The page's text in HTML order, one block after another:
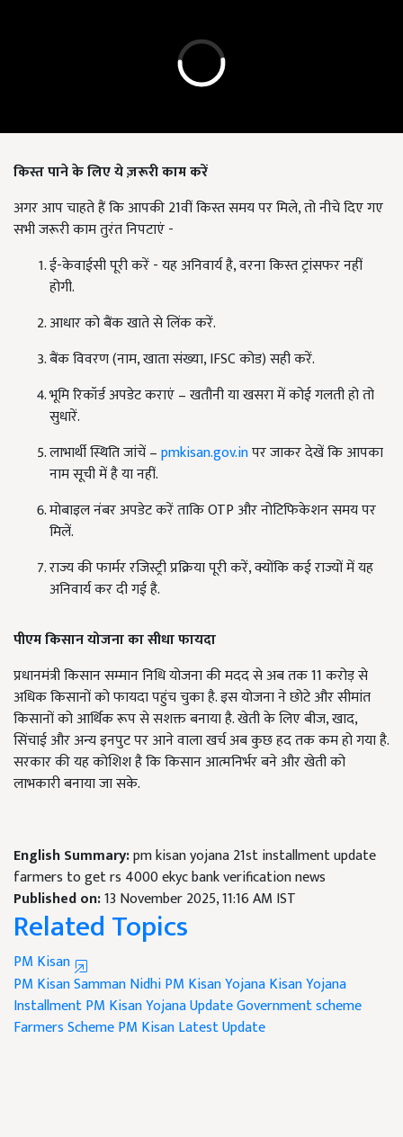
किस्त पाने के लिए ये ज़रूरी काम करें
अगर आप चाहते हैं कि आपकी 21वीं किस्त समय पर मिले, तो नीचे दिए गए
सभी जरूरी काम तुरंत निपटाएं -
ई-केवाईसी पूरी करें - यह अनिवार्य है, वरना किस्त ट्रांसफर नहीं
होगी.
आधार को बैंक खाते से लिंक करें.
बैंक विवरण (नाम, खाता संख्या, IFSC कोड) सही करें.
भूमि रिकॉर्ड अपडेट कराएं – खतौनी या खसरा में कोई गलती हो तो
सुधारें.
लाभार्थी स्थिति जांचें –pmkisan.gov.inपर जाकर देखें कि आपका
नाम सूची में है या नहीं.
मोबाइल नंबर अपडेट करें ताकि OTP और नोटिफिकेशन समय पर
मिलें.
राज्य की फार्मर रजिस्ट्री प्रक्रिया पूरी करें, क्योंकि कई राज्यों में यह
अनिवार्य कर दी गई है.
पीएम किसान योजना का सीधा फायदा
प्रधानमंत्री किसान सम्मान निधि योजना की मदद से अब तक 11 करोड़ से
अधिक किसानों को फायदा पहुंच चुका है. इस योजना ने छोटे और सीमांत
किसानों को आर्थिक रूप से सशक्त बनाया है. खेती के लिए बीज, खाद,
सिंचाई और अन्य इनपुट पर आने वाला खर्च अब कुछ हद तक कम हो गया है.
सरकार की यह कोशिश है कि किसान आत्मनिर्भर बने और खेती को
लाभकारी बनाया जा सके.
English Summary:pm kisan yojana 21st installment update
farmers to get rs 4000 ekyc bank verification news
Published on:13 November 2025, 11:16 AM IST
Related Topics
PM Kisan
PM Kisan Samman NidhiPM Kisan YojanaKisan Yojana
InstallmentPM Kisan Yojana UpdateGovernment scheme
Farmers SchemePM Kisan Latest Update